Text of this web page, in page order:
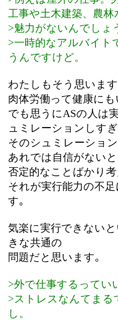
工事や土木建築、農林
>魅力がないんでしょ
>一時的なアルバイト
うんですけど。
わたしもそう思います
肉体労働って健康にも
でも思うにASの人は
ュミレーションしす
そのシュミレーショ
あれでは自信がない
否定的なことばかり
それが実行能力の不
す｡
気楽に実行できない
きな共通の
問題だと思います｡
>外で仕事するってい
>ストレスなんてまる
し。